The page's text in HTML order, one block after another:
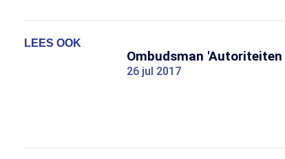
LEES OOK
Ombudsman
26 jul 2017